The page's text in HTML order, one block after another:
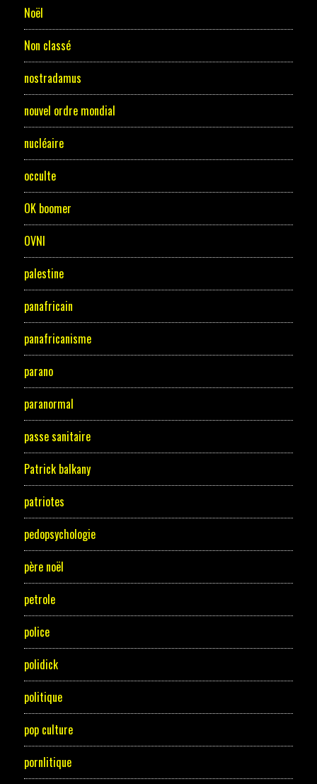
Noël
Non classé
nostradamus
nouvel ordre mondial
nucléaire
occulte
OK boomer
OVNI
palestine
panafricain
panafricanisme
parano
paranormal
passe sanitaire
Patrick balkany
patriotes
pedopsychologie
père noël
petrole
police
polidick
politique
pop culture
pornlitique